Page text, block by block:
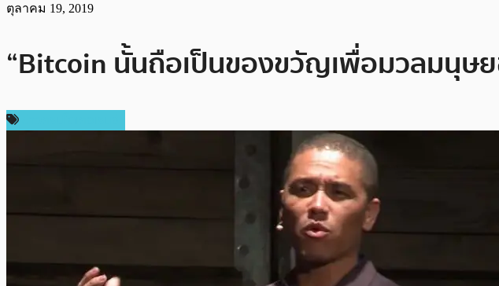
ตุลาคม 19, 2019
“Bitcoin นั้นถือเป็นของขวัญเพื่อมวลมนุษ